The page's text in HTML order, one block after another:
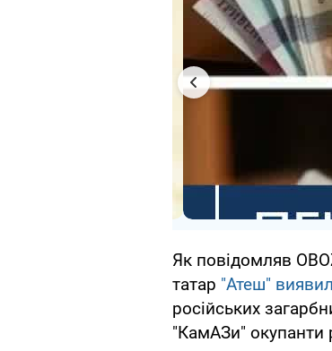
Як повідомляв
татар "Атеш"
російських
"КамАЗи" окупанти